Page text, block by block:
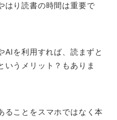
はり読書の時間は重要で
AIを利用すれば、読まずと
いうメリット？もありま
ることをスマホではなく本